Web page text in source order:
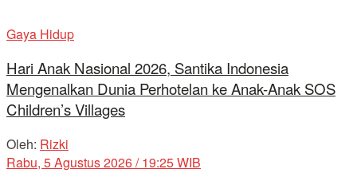
Gaya Hidup
Hari Anak Nasional 2026, Santika Indonesia
Mengenalkan Dunia Perhotelan ke Anak-Anak SOS
Children’s Villages
Oleh: Rizki
Rabu, 5 Agustus 2026 / 19:25 WIB